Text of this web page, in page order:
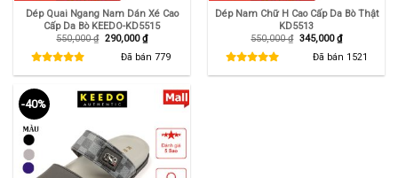
Dép Quai Ngang Nam Dán Xé Cao
Cấp Da Bò KEEDO-KD5515
550,000₫ Giá
550,000 ₫.
290,000₫Giá
hiện
tại
là:
290,000 ₫.
Đã bán 779
Dép Nam Chữ H Cao Cấp Da Bò Thật
KD5513
550,000₫ Giá
550,000 ₫.
345,000₫Giá
hiện
tại
là:
345,000 ₫.
Đã bán 1521
-40%